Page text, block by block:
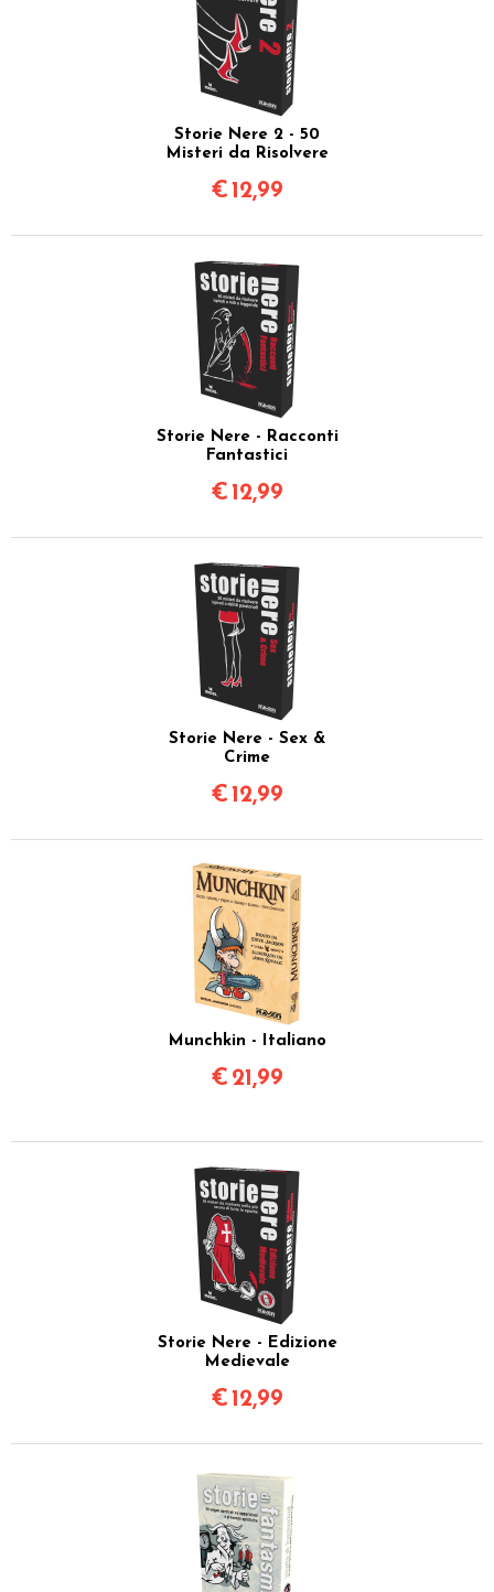
Storie Nere 2 - 50
Misteri da Risolvere
€ 12,99
Storie Nere - Racconti
Fantastici
€ 12,99
Storie Nere - Sex &
Crime
€ 12,99
Munchkin - Italiano
€ 21,99
Storie Nere - Edizione
Medievale
€ 12,99